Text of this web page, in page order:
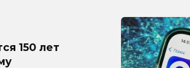
150 лет